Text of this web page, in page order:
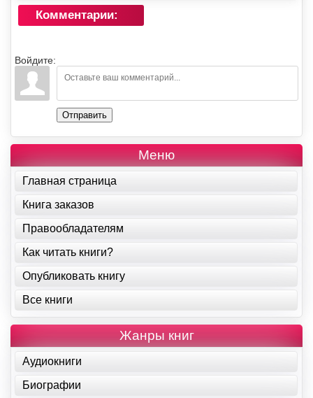
Комментарии:
Войдите:
Отправить
Меню
Главная страница
Книга заказов
Правообладателям
Как читать книги?
Опубликовать книгу
Все книги
Жанры книг
Аудиокниги
Биографии